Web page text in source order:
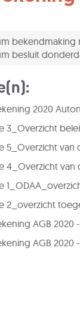
bekendmaking
besluit
2020
3_Overzicht
5_Overzicht
4_Overzicht
2_overzicht
AGB
AGB 2020